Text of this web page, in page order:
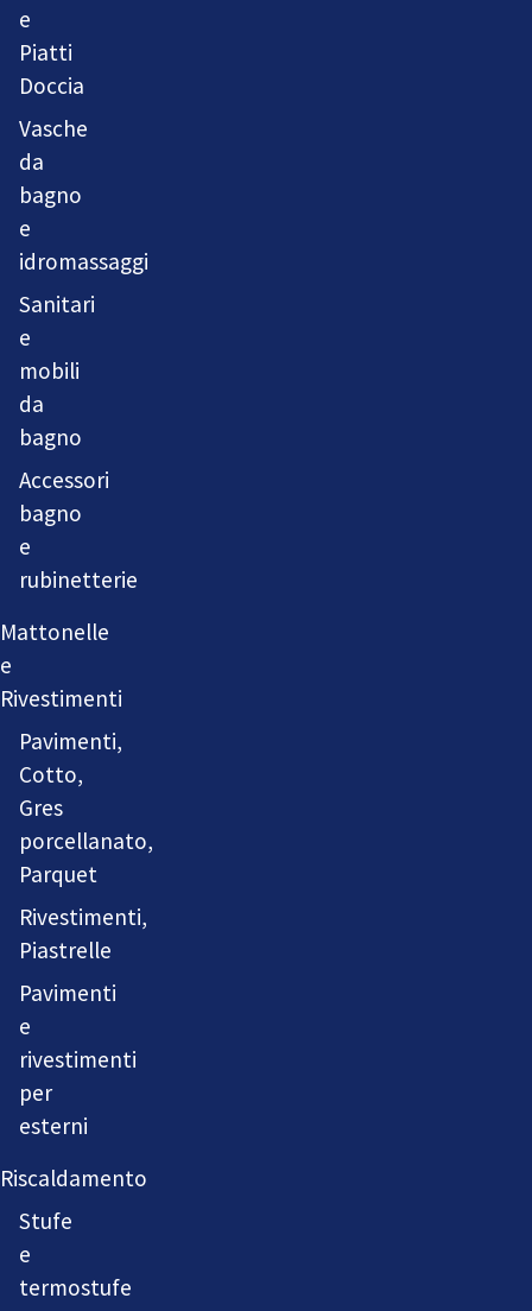
e
Piatti
Doccia
Vasche
da
bagno
e
idromassaggi
Sanitari
e
mobili
da
bagno
Accessori
bagno
e
rubinetterie
Mattonelle
e
Rivestimenti
Pavimenti,
Cotto,
Gres
porcellanato,
Parquet
Rivestimenti,
Piastrelle
Pavimenti
e
rivestimenti
per
esterni
Riscaldamento
Stufe
e
termostufe